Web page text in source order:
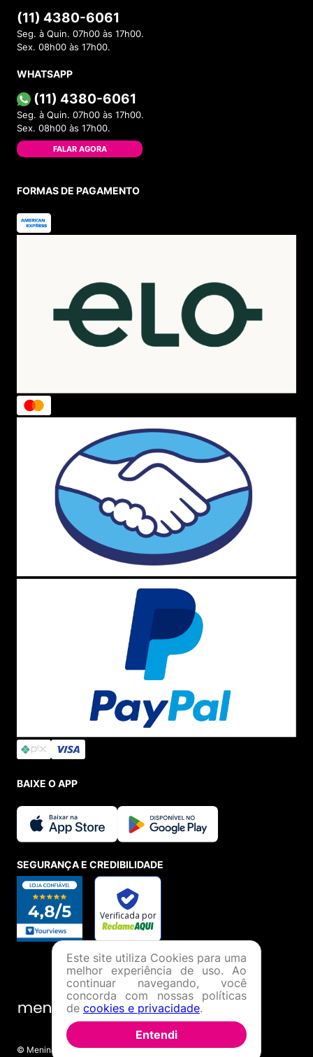
(11) 4380-6061
Seg. à Quin. 07h00 às 17h00.
Sex. 08h00 às 17h00.
WHATSAPP
(11) 4380-6061
Seg. à Quin. 07h00 às 17h00.
Sex. 08h00 às 17h00.
FALAR AGORA
FORMAS DE PAGAMENTO
BAIXE O APP
SEGURANÇA E CREDIBILIDADE
© Menina Shoes Comércio de Modas Eireli - EPP CNPJ:
Este site utiliza Cookies para uma
melhor experiência de uso. Ao
continuar navegando, você
concorda com nossas políticas
de cookies e privacidade.
Entendi